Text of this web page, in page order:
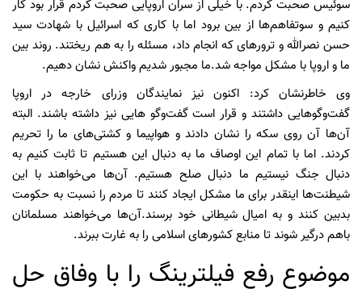
سوئیس صحبت کردم. با خیلی از سران اروپایی صحبت کردم قرار بود کار
کنیم و سوتفاهم‌ها از بین برود اما با کاری که اسرائیل با شهادت سید
حسن نصرالله و ترورهای که انجام داد، مسئله را به هم ریختند. روند بین
ما و اروپا با مشکل مواجه شد.ما مجبور شدیم واکنش نشان دهیم.
وی خاطرنشان کرد: اکنون نیز نمایندگان وزرای خارجه در اروپا
گفت‌وگوهایی داشتند و قرار است گفت‌وگو هایی نیز داشته باشند. البته
آن‌ها آن روی سکه را نشان دادند و هواپیما و کشتی‌های ما را تحریم
کردند. اما با تمام این اوصاف ما به دنبال این هستیم تا ثابت کنیم به
دنبال جنگ نیستیم ما دنبال صلح هستیم. آن‌ها می‌خواهند با این
شیطنت‌ها اینقدر برای ما مشکل ایجاد کنند تا مردم را نسبت به حکومت
بدبین کنند و به امیال شیطانی خود برسند.آن‌ها می‌خواهند مسلمانان
باهم درگیر شوند تا منابع کشورهای اسلامی را به غارت ببرند.
موضوع رفع فیلترینگ را با وفاق حل